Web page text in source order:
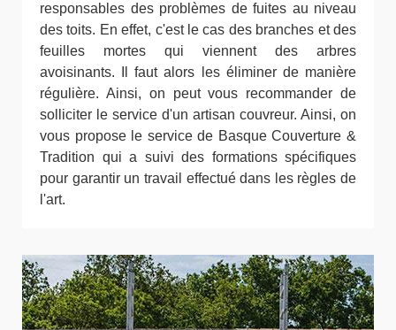
responsables des problèmes de fuites au niveau
des toits. En effet, c'est le cas des branches et des
feuilles mortes qui viennent des arbres
avoisinants. Il faut alors les éliminer de manière
régulière. Ainsi, on peut vous recommander de
solliciter le service d'un artisan couvreur. Ainsi, on
vous propose le service de Basque Couverture &
Tradition qui a suivi des formations spécifiques
pour garantir un travail effectué dans les règles de
l'art.